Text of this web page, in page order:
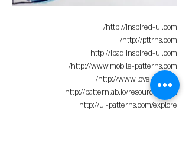
http://inspired-ui.com/
http://pttrns.com/
http://ipad.inspired-ui.com
http://www.mobile-patterns.com/
http://www.lovelyui.com/
http://patternlab.io/resources.html
http://ui-patterns.com/explore